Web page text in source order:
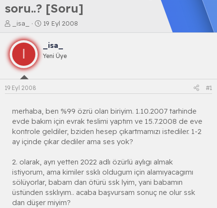
soru..? [Soru]
o
n
b
u
y
a
l
a
t
a
n
_isa_
B
a
l
a
ç
a
r
h
19 Eyl 2008
I
_isa_
Yeni Üye
19 Eyl 2008 #1
merhaba, ben %99 özrü olan biriyim. 1.10.2007 tarhinde
evde bakım için evrak teslimi yaptım ve 15.7.2008 de eve
kontrole geldiler, bziden hesep çıkartmamızı istediler. 1-2
ay içinde çıkar dediler ama ses yok?
2. olarak, ayrı yetten 2022 adlı özürlü aylıgı almak
istiyorum, ama kimiler ssklı oldugum için alamıyacagımı
sölüyorlar, babam dan ötürü ssk lyim, yani babamın
üstünden ssklıyım.. acaba başvursam sonuç ne olur ssk
dan düşer miyim?